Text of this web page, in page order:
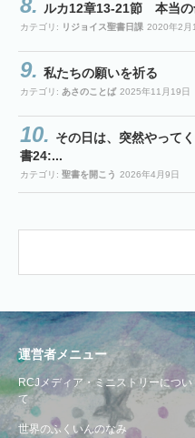
ルカ12章13-21節 本当の
カテゴリ: リジョイス聖書日課 2020年2月
私たちの願いを祈る
カテゴリ: あさのことば 2025年11月19日
その日は、突然やって
書24:...
カテゴリ: 聖書を開こう 2026年4月9日
運営者メニュー
RCJメディア・ミニストリーについ
て
世界のふくいんのなみ